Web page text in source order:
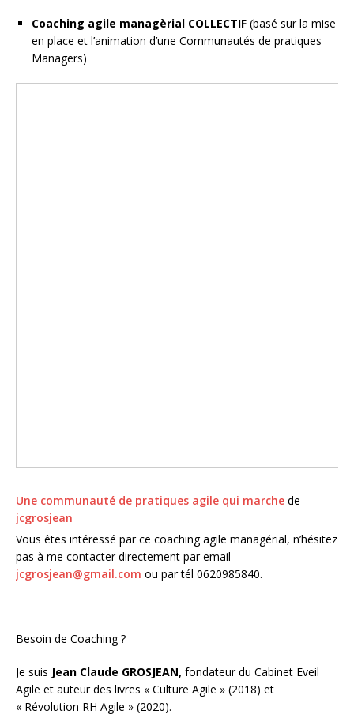
Coaching agile managèrial COLLECTIF (basé sur la mise
en place et l’animation d’une Communautés de pratiques
Managers)
Une communauté de pratiques agile qui marche de
jcgrosjean
Vous êtes intéressé par ce coaching agile managérial, n’hésitez
pas à me contacter directement par email
jcgrosjean@gmail.com ou par tél 0620985840.
Besoin de Coaching ?
Je suis Jean Claude GROSJEAN, fondateur du Cabinet Eveil
Agile et auteur des livres « Culture Agile » (2018) et
« Révolution RH Agile » (2020).